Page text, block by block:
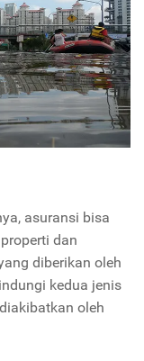
asuransi bisa
dan
diberikan oleh
kedua jenis
oleh